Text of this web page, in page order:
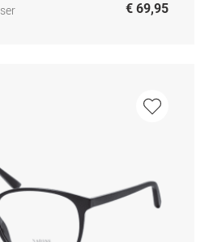
€ 69,95